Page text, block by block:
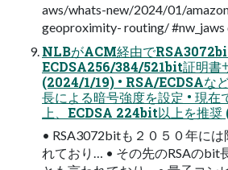
aws/whats-new/2024/01/
geoproximity- routing/
NLBがACM経由でRSA3072bit
ECDSA256/384/521bit証明書
(2024/1/19) • RSA/ECDSAな
長による暗号強度を設定 • 現
上、ECDSA 224bit以上を推奨
• RSA3072bitも２０５０年に
れており… • その先のRSAのbit